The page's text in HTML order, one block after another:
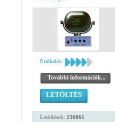
Értékelés:
További információk...
LETÖLTÉS
Letöltések: 236061